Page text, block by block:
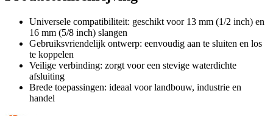
Universele compatibiliteit: geschikt voor 13 mm (1/2 inch) en
16 mm (5/8 inch) slangen
Gebruiksvriendelijk ontwerp: eenvoudig aan te sluiten en los
te koppelen
Veilige verbinding: zorgt voor een stevige waterdichte
afsluiting
Brede toepassingen: ideaal voor landbouw, industrie en
handel